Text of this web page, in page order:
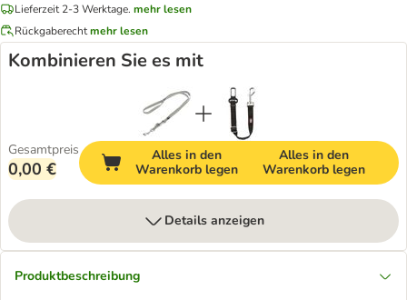
Lieferzeit 2-3 Werktage. mehr lesen
Rückgaberechtmehr lesen
Kombinieren Sie es mit
Gesamtpreis
0,00 €
Alles in den
Warenkorb legen
Alles in den
Warenkorb legen
Details anzeigen
Produktbeschreibung